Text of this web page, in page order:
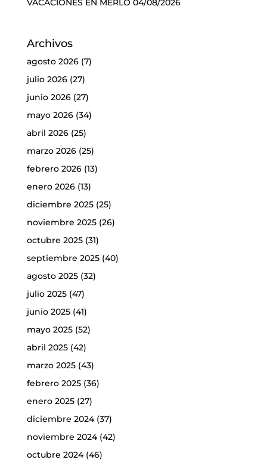
VACACIONES EN MERLO 04/08/2026
Archivos
agosto 2026(7)
julio 2026(27)
junio 2026(27)
mayo 2026(34)
abril 2026(25)
marzo 2026(25)
febrero 2026(13)
enero 2026(13)
diciembre 2025(25)
noviembre 2025(26)
octubre 2025(31)
septiembre 2025(40)
agosto 2025(32)
julio 2025(47)
junio 2025(41)
mayo 2025(52)
abril 2025(42)
marzo 2025(43)
febrero 2025(36)
enero 2025(27)
diciembre 2024(37)
noviembre 2024(42)
octubre 2024(46)